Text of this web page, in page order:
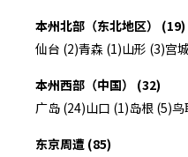
本州北部（东北地区） (19)
仙台 (2)青森 (1)山形 (3)宫
本州西部（中国） (32)
广岛 (24)山口 (1)岛根 (5)鸟
东京周遭 (85)